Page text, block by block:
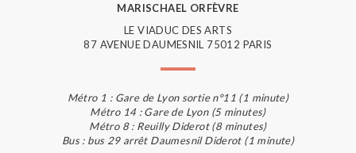
MARISCHAEL ORFÈVRE
LE VIADUC DES ARTS
87 AVENUE DAUMESNIL 75012 PARIS
Métro 1 : Gare de Lyon sortie n°11 (1 minute)
Métro 14 : Gare de Lyon (5 minutes)
Métro 8 : Reuilly Diderot (8 minutes)
Bus : bus 29 arrêt Daumesnil Diderot (1 minute)